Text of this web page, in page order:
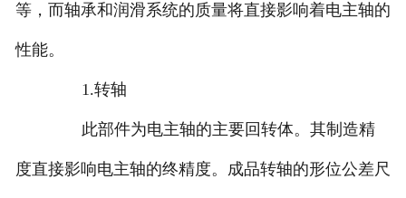
等，而轴承和润滑系统的质量将直接影响着电主轴的
性能。
1.转轴
此部件为电主轴的主要回转体。其制造精
度直接影响电主轴的终精度。成品转轴的形位公差尺